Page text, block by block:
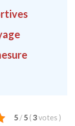
5 / 5 (3votes )